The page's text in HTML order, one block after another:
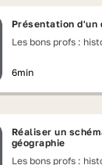
Présentation d'un
Les bons profs :
6min
Réaliser un
géographie
Les bons profs :